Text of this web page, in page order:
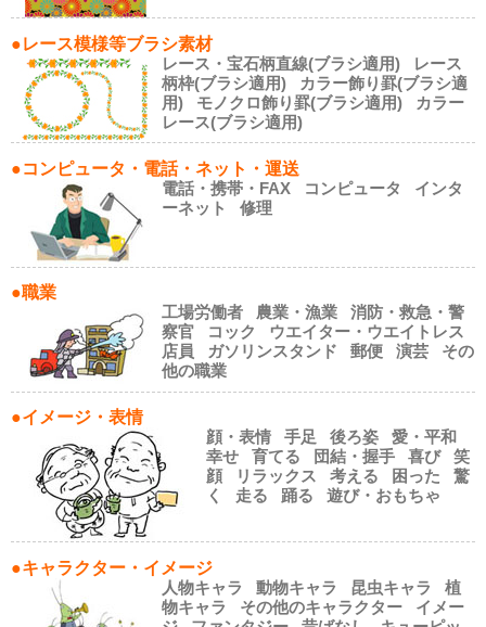
●レース模様等ブラシ素材
レース・宝石柄直線(ブラシ適用)
レース
柄枠(ブラシ適用)
カラー飾り罫(ブラシ適
用)
モノクロ飾り罫(ブラシ適用)
カラー
レース(ブラシ適用)
●コンピュータ・電話・ネット・運送
電話・携帯・FAX
コンピュータ
インタ
ーネット
修理
●職業
工場労働者
農業・漁業
消防・救急・警
察官
コック
ウエイター・ウエイトレス
店員
ガソリンスタンド 郵便 演芸
その
他の職業
●イメージ・表情
顔・表情
手足 後ろ姿
愛・平和
幸せ
育てる 団結・握手 喜び
笑
顔
リラックス 考える 困った
驚
く
走る 踊る 遊び・おもちゃ
●キャラクター・イメージ
人物キャラ
動物キャラ 昆虫キャラ
植
物キャラ
その他のキャラクター
イメー